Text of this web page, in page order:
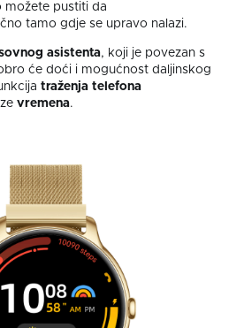
možete pustiti da
tamo gdje se upravo nalazi.
asistenta, koji je povezan s
će doći i mogućnost daljinskog
traženja telefona
vremena.